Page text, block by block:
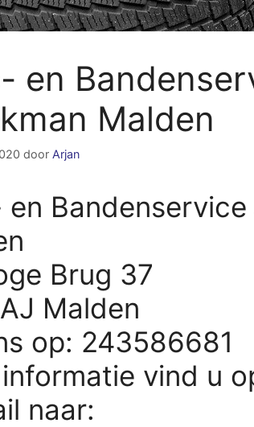
en
Malden
door Arjan
Brug 37
Malden
op: 243586681
vind u
naar: